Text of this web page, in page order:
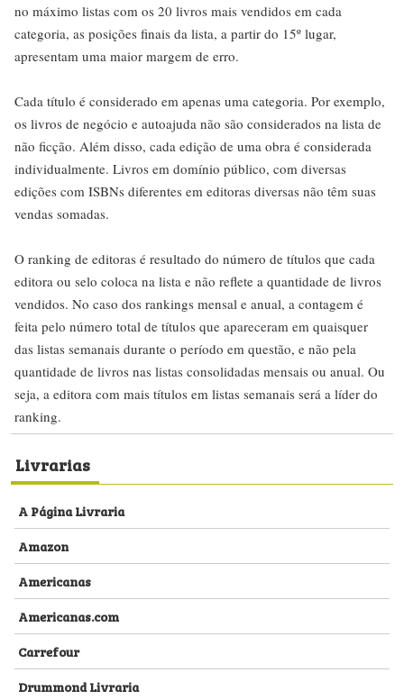
no máximo listas com os 20 livros mais vendidos em cada
categoria, as posições finais da lista, a partir do 15º lugar,
apresentam uma maior margem de erro.
Cada título é considerado em apenas uma categoria. Por exemplo,
os livros de negócio e autoajuda não são considerados na lista de
não ficção. Além disso, cada edição de uma obra é considerada
individualmente. Livros em domínio público, com diversas
edições com ISBNs diferentes em editoras diversas não têm suas
vendas somadas.
O ranking de editoras é resultado do número de títulos que cada
editora ou selo coloca na lista e não reflete a quantidade de livros
vendidos. No caso dos rankings mensal e anual, a contagem é
feita pelo número total de títulos que apareceram em quaisquer
das listas semanais durante o período em questão, e não pela
quantidade de livros nas listas consolidadas mensais ou anual. Ou
seja, a editora com mais títulos em listas semanais será a líder do
ranking.
Livrarias
A Página Livraria
Amazon
Americanas
Americanas.com
Carrefour
Drummond Livraria